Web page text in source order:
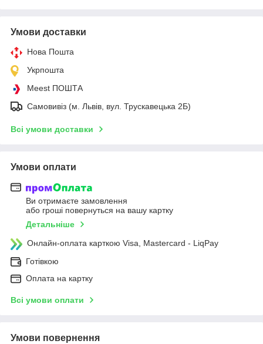
Умови доставки
Нова Пошта
Укрпошта
Meest ПОШТА
Самовивіз (м. Львів, вул. Трускавецька 2Б)
Всі умови доставки
Умови оплати
Ви отримаєте замовлення
або гроші повернуться на вашу картку
Детальніше
Онлайн-оплата карткою Visa, Mastercard - LiqPay
Готівкою
Оплата на картку
Всі умови оплати
Умови повернення